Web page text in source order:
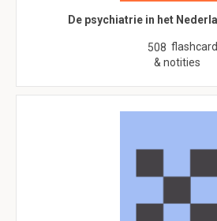
De psychiatrie in het
508
& notities